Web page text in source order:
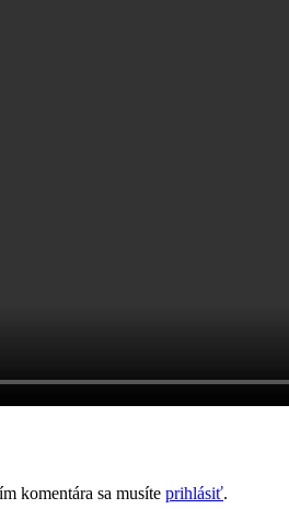
komentára sa musíte prihlásiť.